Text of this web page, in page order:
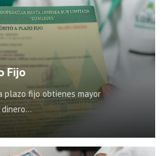
Fijo
plazo fijo obtienes mayor